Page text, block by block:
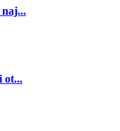
naj...
ot...